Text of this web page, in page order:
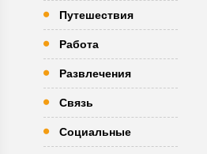
Путешествия
Работа
Развлечения
Связь
Социальные